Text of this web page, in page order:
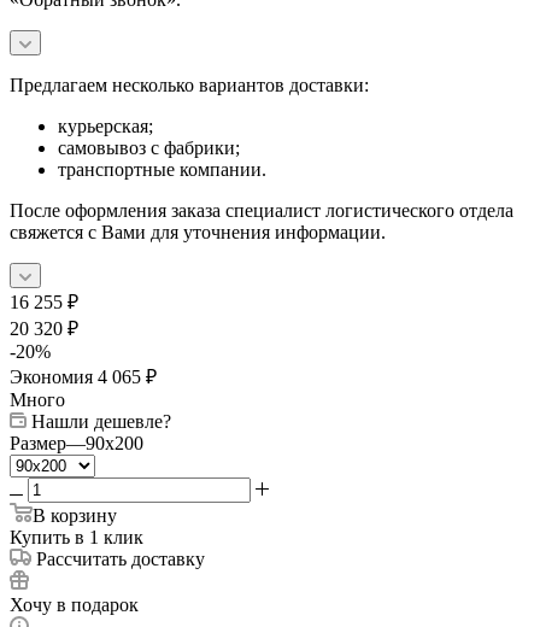
Предлагаем несколько вариантов доставки:
курьерская;
самовывоз с фабрики;
транспортные компании.
После оформления заказа специалист логистического отдела
свяжется с Вами для уточнения информации.
16 255 ₽
20 320 ₽
-20%
Экономия 4 065 ₽
Много
Нашли дешевле?
Размер—90x200
В корзину
Купить в 1 клик
Рассчитать доставку
Хочу в подарок